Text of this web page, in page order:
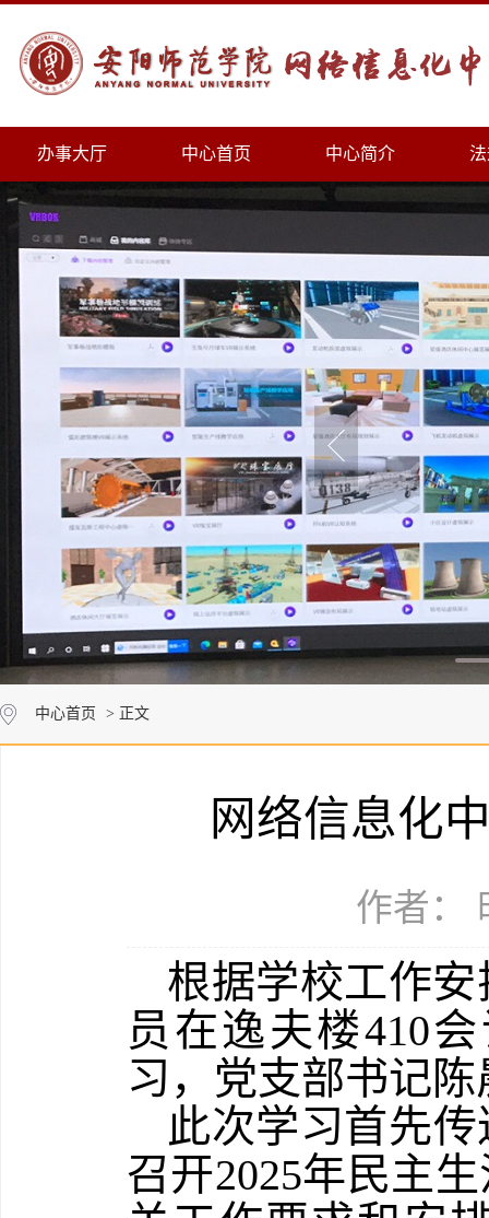
办事大厅 中心首页 中心简介
中心首页 > 正文
网络信息化
作者：
根据学校工作安
员 在逸夫楼410
习 ，党支部书记
此次学习首先
召开2025年民主